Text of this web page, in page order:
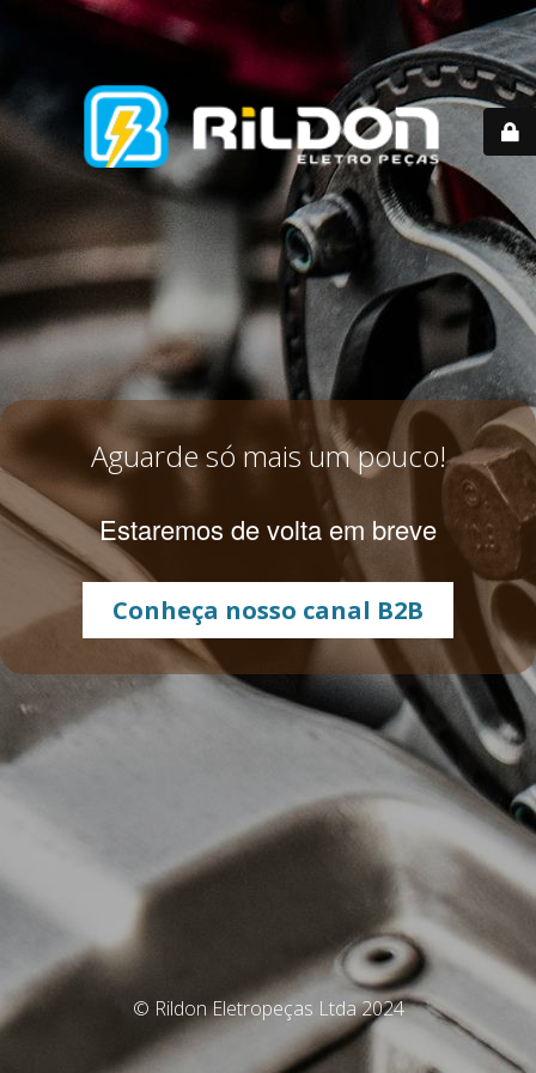
Aguarde só mais um pouco!
Estaremos de volta em breve
Conheça nosso canal B2B
© Rildon Eletropeças Ltda 2024